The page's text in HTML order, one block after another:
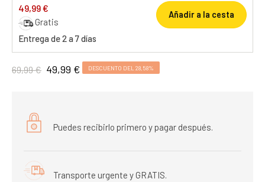
49,99 €
Gratis
Entrega de 2 a 7 días
Añadir a la cesta
69,99 € 49,99 € DESCUENTO DEL 28,58%
Puedes recibirlo primero y pagar después.
Transporte urgente y GRATIS.